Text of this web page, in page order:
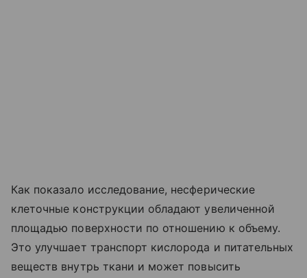
Как показало исследование, несферические
клеточные конструкции обладают увеличенной
площадью поверхности по отношению к объему.
Это улучшает транспорт кислорода и питательных
веществ внутрь ткани и может повысить